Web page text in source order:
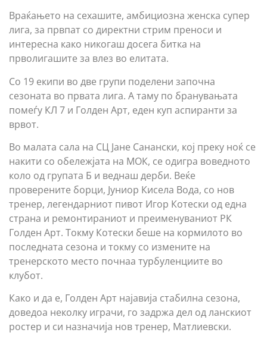
Враќањето на сехашите, амбициозна женска супер
лига, за првпат со директни стрим преноси и
интересна како никогаш досега битка на
прволигашите за влез во елитата.
Со 19 екипи во две групи поделени започна
сезоната во првата лига. А таму по бранувањата
помеѓу КЛ 7 и Голден Арт, еден куп аспиранти за
врвот.
Во малата сала на СЦ Јане Санански, кој преку ноќ се
накити со обележјата на МОК, се одигра воведното
коло од групата Б и веднаш дерби. Веќе
проверените борци, Јуниор Кисела Вода, со нов
тренер, легендарниот пивот Игор Котески од една
страна и ремонтираниот и преименуваниот РК
Голден Арт. Токму Котески беше на кормилото во
последната сезона и токму со измените на
тренерското место почнаа турбуленциите во
клубот.
Како и да е, Голден Арт најавија стабилна сезона,
доведоа неколку играчи, го задржа дел од ланскиот
ростер и си назначија нов тренер, Матлиевски.